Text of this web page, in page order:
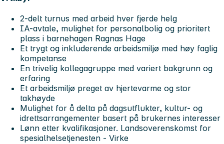
2-delt turnus med arbeid hver fjerde helg
IA-avtale, mulighet for personalbolig og prioritert
plass i barnehagen Ragnas Hage
Et trygt og inkluderende arbeidsmiljø med høy faglig
kompetanse
En trivelig kollegagruppe med variert bakgrunn og
erfaring
Et arbeidsmiljø preget av hjertevarme og stor
takhøyde
Mulighet for å delta på dagsutflukter, kultur- og
idrettsarrangementer basert på brukernes interesser
Lønn etter kvalifikasjoner. Landsoverenskomst for
spesialhelsetjenesten - Virke